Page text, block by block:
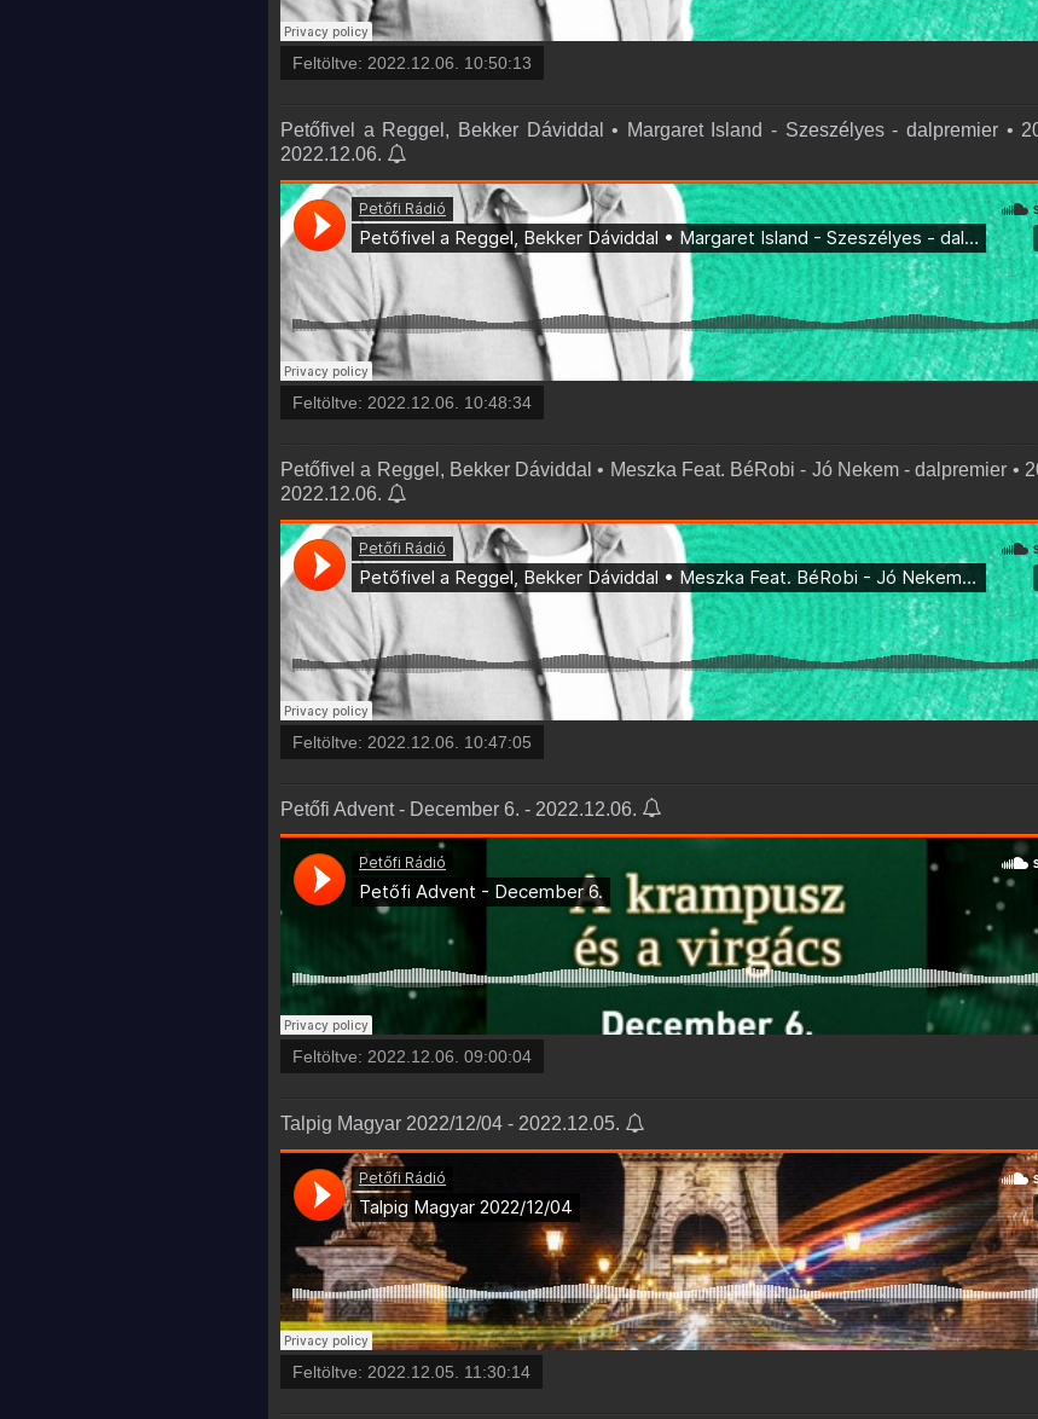
Feltöltve: 2022.12.06. 10:50:13
Petőfivel a Reggel, Bekker Dáviddal • Margaret Island - Szeszélyes - dalpremier •
2022.12.06.
Feltöltve: 2022.12.06. 10:48:34
Petőfivel a Reggel, Bekker Dáviddal • Meszka Feat. BéRobi - Jó Nekem - dalpremier •
2022.12.06.
Feltöltve: 2022.12.06. 10:47:05
Petőfi Advent - December 6. - 2022.12.06.
Feltöltve: 2022.12.06. 09:00:04
Talpig Magyar 2022/12/04 - 2022.12.05.
Feltöltve: 2022.12.05. 11:30:14